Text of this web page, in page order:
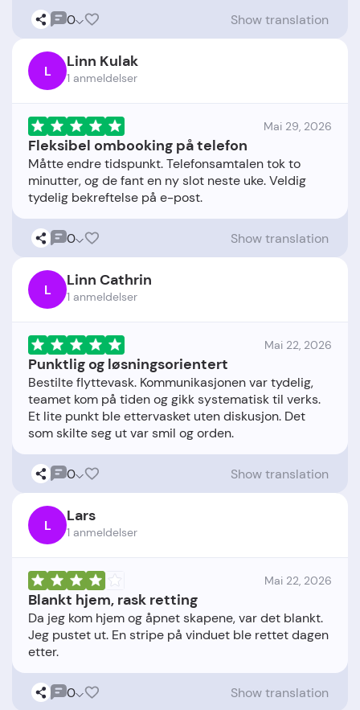
0 Show translation
L Linn Kulak
1 anmeldelser
Mai 29, 2026
Fleksibel ombooking på telefon
Måtte endre tidspunkt. Telefonsamtalen tok to
minutter, og de fant en ny slot neste uke. Veldig
0 Show translation
L Linn Cathrin
1 anmeldelser
Mai 22, 2026
Punktlig og løsningsorientert
Bestilte flyttevask. Kommunikasjonen var tydelig,
teamet kom på tiden og gikk systematisk til verks.
Et lite punkt ble ettervasket uten diskusjon. Det
0 Show translation
L Lars
1 anmeldelser
Mai 22, 2026
Blankt hjem, rask retting
Da jeg kom hjem og åpnet skapene, var det blankt.
Jeg pustet ut. En stripe på vinduet ble rettet dagen
0 Show translation